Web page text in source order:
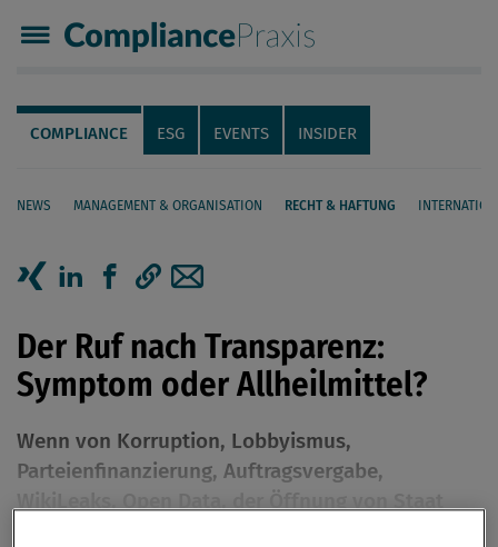
Compliance Praxis
Servicenavigation
Navigation
COMPLIANCE ESG EVENTS INSIDER
NEWS MANAGEMENT & ORGANISATION RECHT & HAFTUNG
Seiteninhalt
Der Ruf nach Transparenz:
Symptom oder Allheilmittel?
Wenn von Korruption, Lobbyismus,
Parteienfinanzierung, Auftragsvergabe,